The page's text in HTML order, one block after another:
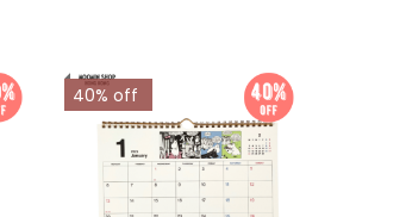
40% off